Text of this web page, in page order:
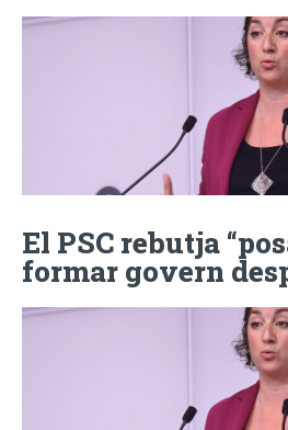
El PSC rebutja
formar govern